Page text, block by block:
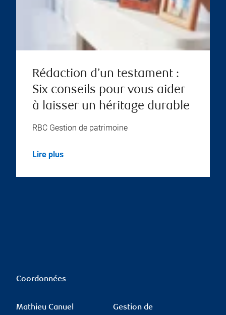
Rédaction d’un testament :
Six conseils pour vous aider
à laisser un héritage durable
RBC Gestion de patrimoine
Lire plus
Coordonnées
Mathieu Canuel
Gestion de